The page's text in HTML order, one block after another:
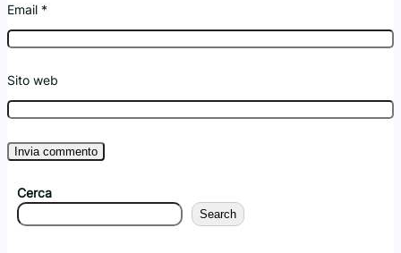
Email *
Sito web
Cerca
Search